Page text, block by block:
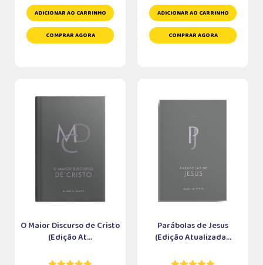
ADICIONAR AO CARRINHO
COMPRAR AGORA
ADICIONAR AO CARRINHO
COMPRAR AGORA
O Maior Discurso de Cristo
(Edição At...
Parábolas de Jesus
(Edição Atualizada...